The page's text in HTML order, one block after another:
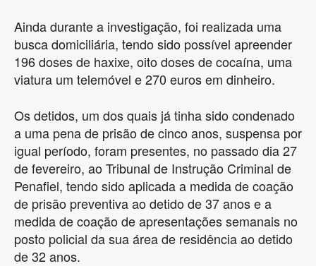
Ainda durante a investigação, foi realizada uma
busca domiciliária, tendo sido possível apreender
196 doses de haxixe, oito doses de cocaína, uma
viatura um telemóvel e 270 euros em dinheiro.
Os detidos, um dos quais já tinha sido condenado
a uma pena de prisão de cinco anos, suspensa por
igual período, foram presentes, no passado dia 27
de fevereiro, ao Tribunal de Instrução Criminal de
Penafiel, tendo sido aplicada a medida de coação
de prisão preventiva ao detido de 37 anos e a
medida de coação de apresentações semanais no
posto policial da sua área de residência ao detido
de 32 anos.